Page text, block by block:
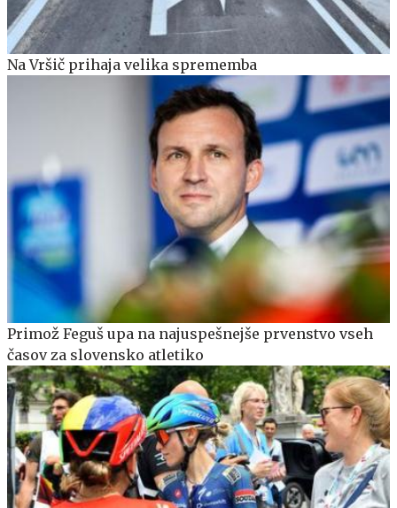
Na Vršič prihaja velika sprememba
Primož Feguš upa na najuspešnejše prvenstvo vseh
časov za slovensko atletiko